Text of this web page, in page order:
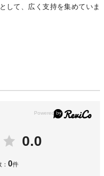
して、広く支持を集めていま
0.0
0件